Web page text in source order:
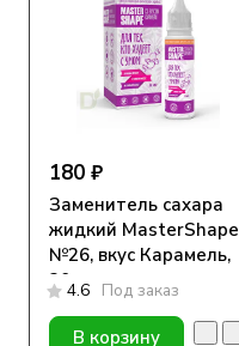
180 ₽
Заменитель сахара
жидкий MasterShape
№26, вкус Карамель,
30мл
4.6 Под заказ
В корзину